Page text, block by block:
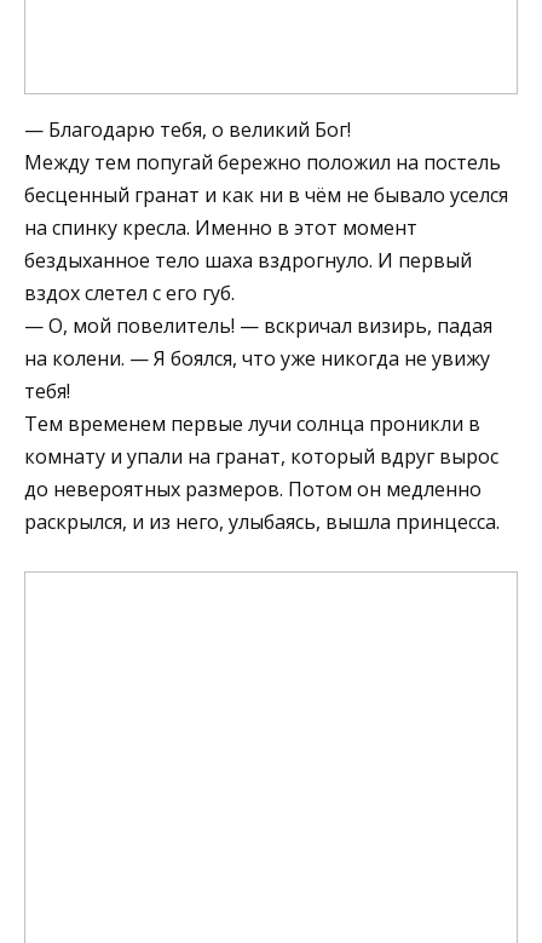
— Благодарю тебя, о великий Бог!
Между тем попугай бережно положил на постель
бесценный гранат и как ни в чём не бывало уселся
на спинку кресла. Именно в этот момент
бездыханное тело шаха вздрогнуло. И первый
вздох слетел с его губ.
— О, мой повелитель! — вскричал визирь, падая
на колени. — Я боялся, что уже никогда не увижу
тебя!
Тем временем первые лучи солнца проникли в
комнату и упали на гранат, который вдруг вырос
до невероятных размеров. Потом он медленно
раскрылся, и из него, улыбаясь, вышла принцесса.